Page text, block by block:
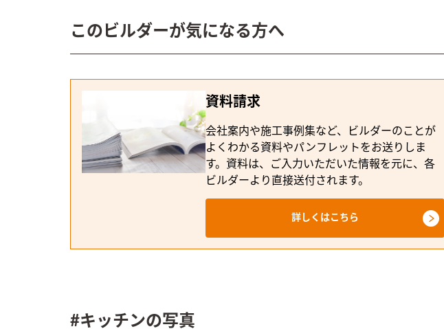
このビルダーが気になる方へ
資料請求
会社案内や施工事例集など、ビルダーのことが
よくわかる資料やパンフレットをお送りしま
す。資料は、ご入力いただいた情報を元に、各
ビルダーより直接送付されます。
詳しくはこちら
#キッチンの写真